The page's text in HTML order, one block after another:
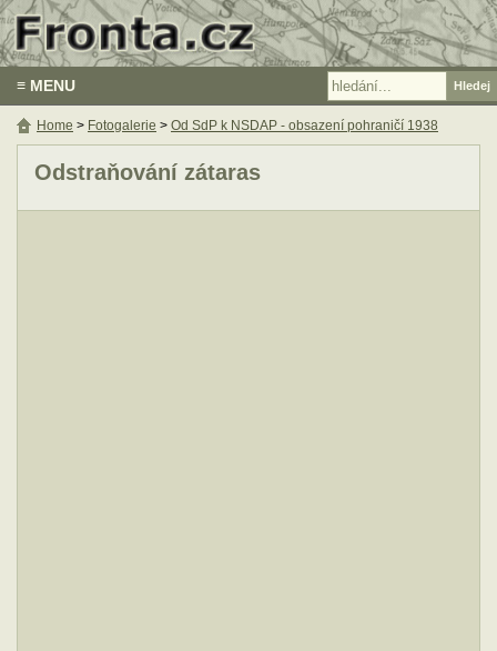
≡ MENU
Odstraňování zátaras
Home > Fotogalerie > Od SdP k NSDAP - obsazení pohraničí 1938